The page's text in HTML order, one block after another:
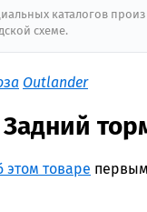
каталогов
схеме.
Outlander
Задний
этом товаре